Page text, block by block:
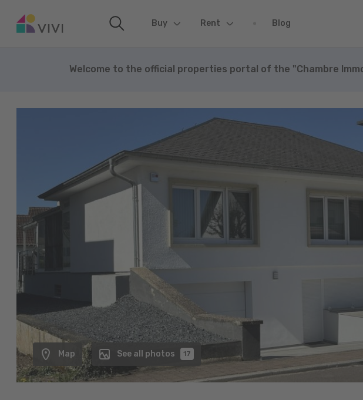
Buy (current)Rent Blog
Welcome to the official properties portal of the "Chambre
Map See all photos 17